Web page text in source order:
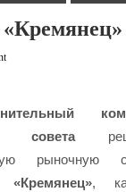
«Кремянец»
совета
рыночную
«Кремянец»,